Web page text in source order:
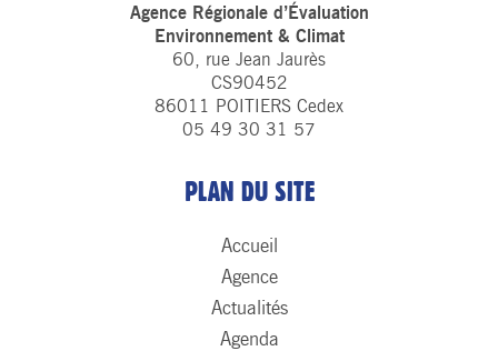
Agence Régionale d’Évaluation
Environnement & Climat
60, rue Jean Jaurès
CS90452
86011 POITIERS Cedex
05 49 30 31 57
PLAN DU SITE
Accueil
Agence
Actualités
Agenda